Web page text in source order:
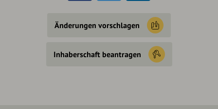
Änderungen vorschlagen
Inhaberschaft beantragen